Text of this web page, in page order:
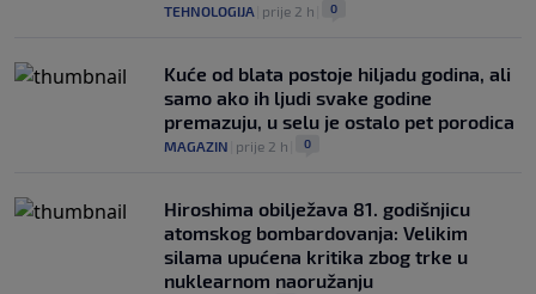
TEHNOLOGIJA prije 2 h 0
Kuće od blata postoje hiljadu godina, ali
samo ako ih ljudi svake godine
premazuju, u selu je ostalo pet porodica
MAGAZIN prije 2 h 0
Hiroshima obilježava 81. godišnjicu
atomskog bombardovanja: Velikim
silama upućena kritika zbog trke u
nuklearnom naoružanju